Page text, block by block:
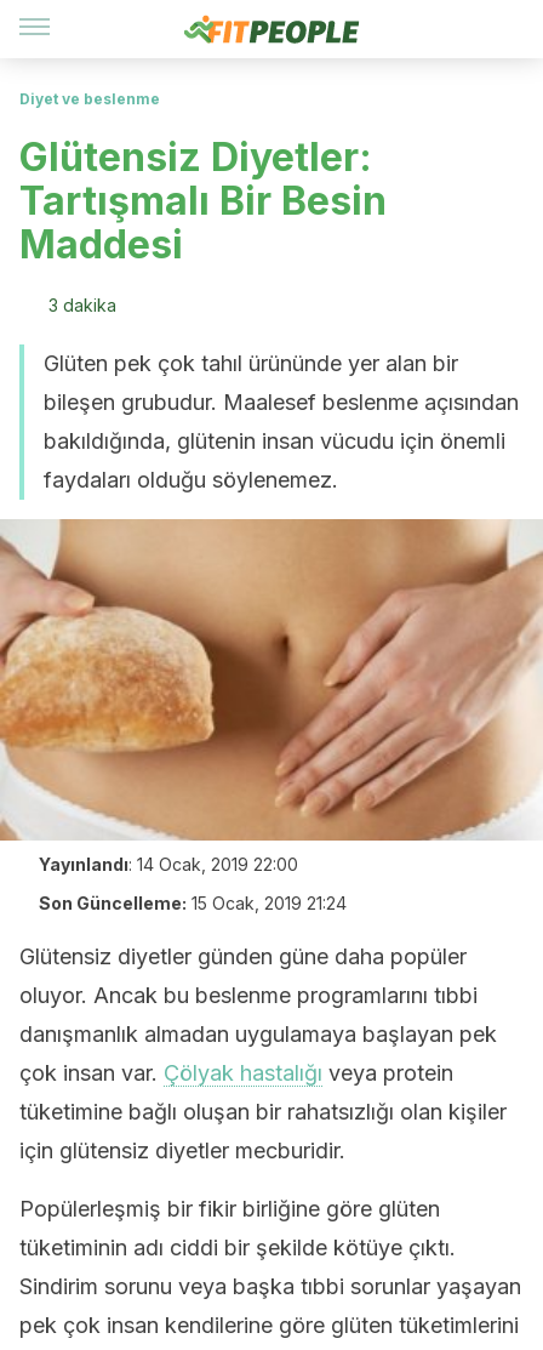
Diyet ve beslenme
Glütensiz Diyetler:
Tartışmalı Bir Besin
Maddesi
3 dakika
Glüten pek çok tahıl ürününde yer alan bir
bileşen grubudur. Maalesef beslenme açısından
bakıldığında, glütenin insan vücudu için önemli
faydaları olduğu söylenemez.
Yayınlandı: 14 Ocak, 2019 22:00
Son Güncelleme: 15 Ocak, 2019 21:24
Glütensiz diyetler günden güne daha popüler
oluyor. Ancak bu beslenme programlarını tıbbi
danışmanlık almadan uygulamaya başlayan pek
çok insan var. Çölyak hastalığı veya protein
tüketimine bağlı oluşan bir rahatsızlığı olan kişiler
için glütensiz diyetler mecburidir.
Popülerleşmiş bir fikir birliğine göre glüten
tüketiminin adı ciddi bir şekilde kötüye çıktı.
Sindirim sorunu veya başka tıbbi sorunlar yaşayan
pek çok insan kendilerine göre glüten tüketimlerini